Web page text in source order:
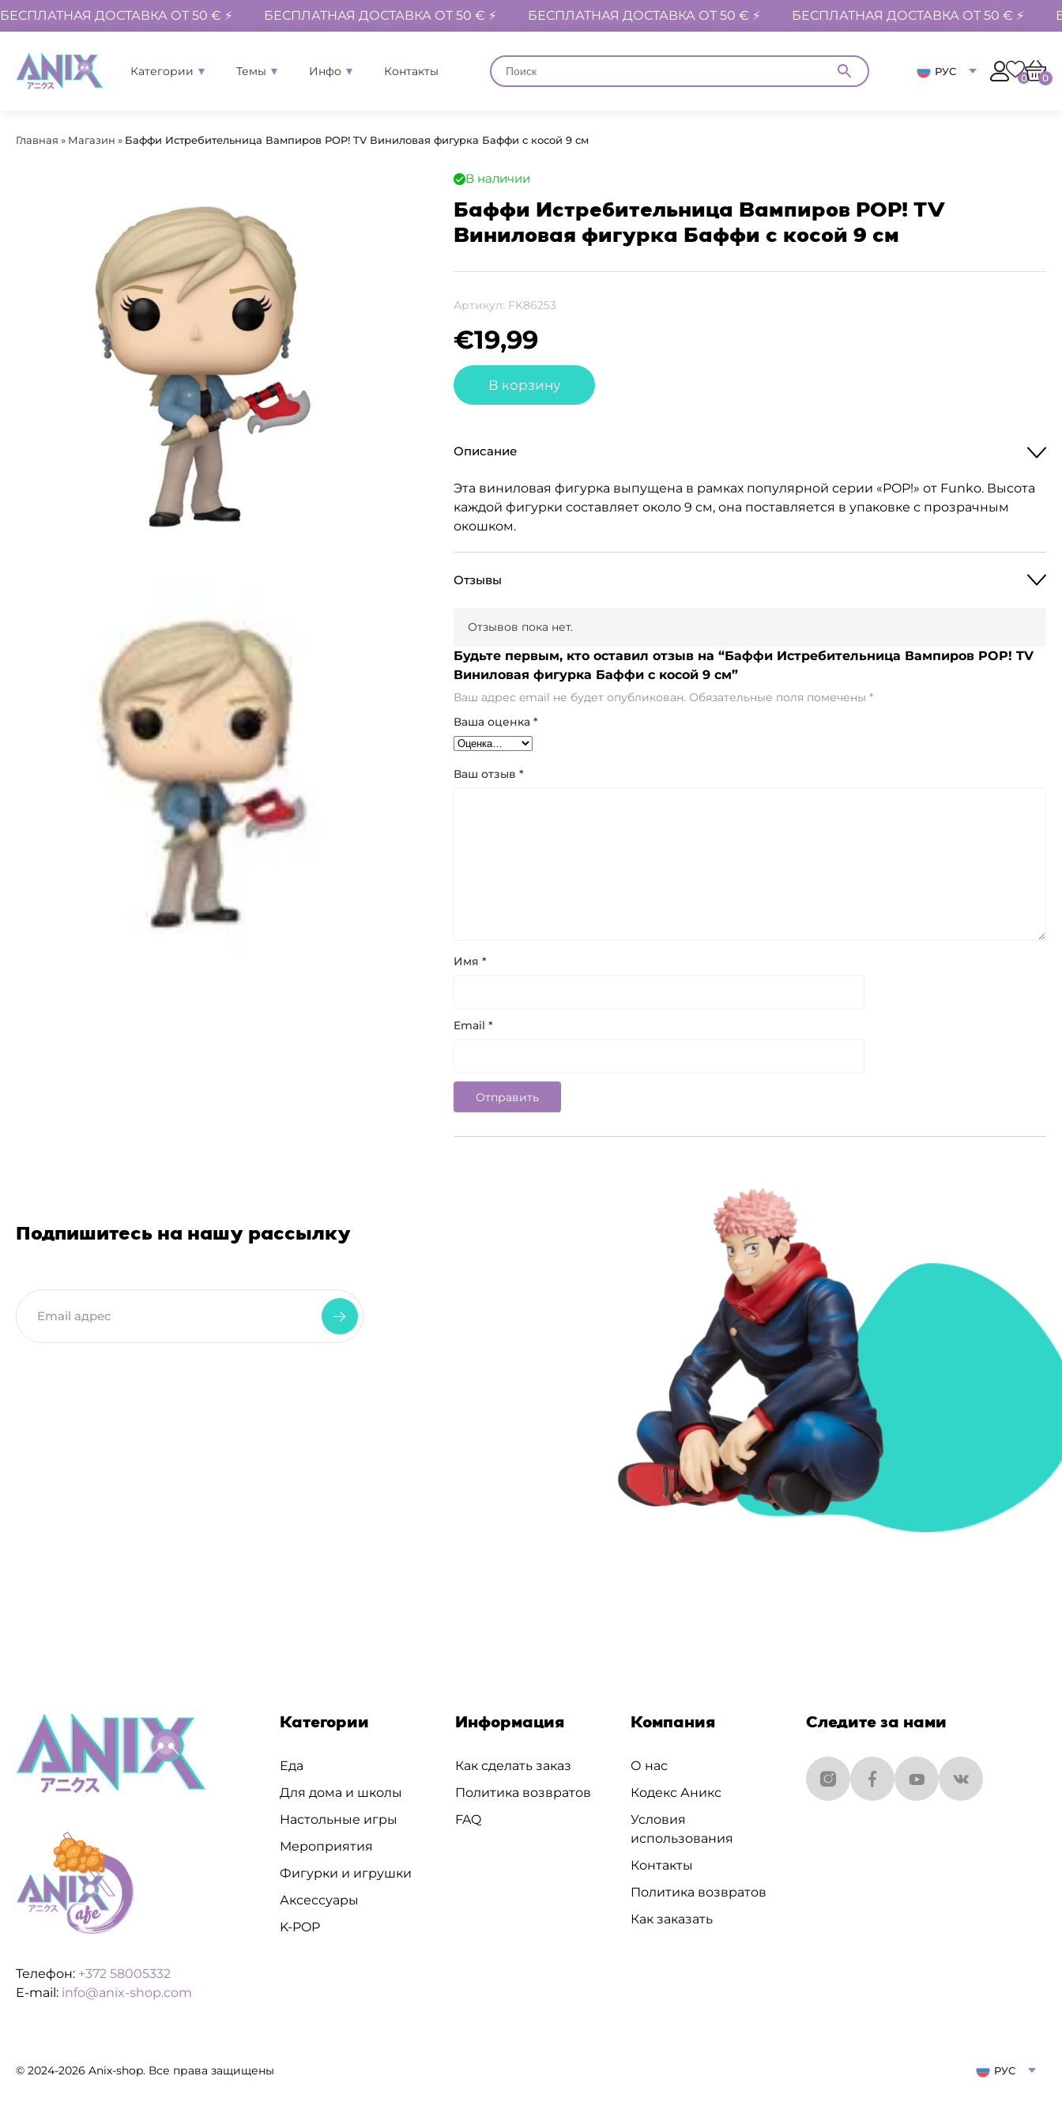
БЕСПЛАТНАЯ ДОСТАВКА ОТ 50 € ⚡ БЕСПЛАТНАЯ ДОСТАВКА ОТ 50 € ⚡ БЕСПЛАТНАЯ ДОСТАВКА ОТ 50 € ⚡ БЕСПЛАТНАЯ ДОСТАВКА ОТ 50 € ⚡
Категории Темы Инфо Контакты РУС
0 0
Главная » Магазин » Баффи Истребительница Вампиров POP! TV Виниловая фигурка Баффи с косой 9 см
В наличии
Баффи Истребительница Вампиров POP! TV
Виниловая фигурка Баффи с косой 9 см
Артикул: FK86253
€19,99
В корзину
Описание
Эта виниловая фигурка выпущена в рамках популярной серии «POP!» от Funko. Высота
каждой фигурки составляет около 9 см, она поставляется в упаковке с прозрачным
окошком.
Отзывы
Отзывов пока нет.
Будьте первым, кто оставил отзыв на “Баффи Истребительница Вампиров POP! TV
Виниловая фигурка Баффи с косой 9 см”
Ваш адрес email не будет опубликован. Обязательные поля помечены *
Ваша оценка *
Ваш отзыв *
Имя *
Email *
Подпишитесь на нашу рассылку
Телефон: +372 58005332
E-mail: info@anix-shop.com
Категории
Еда
Для дома и школы
Настольные игры
Мероприятия
Фигурки и игрушки
Аксессуары
K-POP
Информация
Как сделать заказ
Политика возвратов
FAQ
Компания
О нас
Кодекс Аникс
Условия
использования
Контакты
Политика возвратов
Как заказать
Следите за нами
© 2024-2026 Anix-shop. Все права защищены РУС